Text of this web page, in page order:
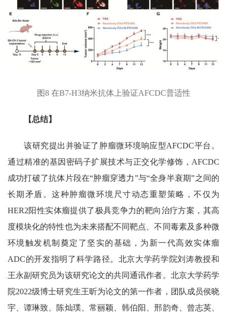
图 8 在B7-H3纳米抗体上验证AFCDC普适性
【总结】
该研究提出并验证了肿瘤微环境响应型AFCDC平台。
通过精准的基因密码子扩展技术与正交化学修饰， AFCDC
成功打破了抗体片段在“肿瘤穿透力”与“全身半衰期”之间的
长期矛盾。这种肿瘤微环境尺寸动态重塑策略，不仅为
HER2阳性实体瘤提供了极具竞争力的靶向治疗方案，其高
度模块化的特性也为未来搭配不同靶点、不同毒素及多种微
环境触发机制奠定了坚实的基础，为新一代高效实体瘤
ADC的开发指明了科学路径。北京大学药学院刘涛教授和
王永副研究员为该研究论文的共同通讯作者。北京大学药学
院2022级博士研究生王昕为论文的第一作者，团队成员侯晓
宇、谭琳致、陈灿璞、常丽颖、韩伯阳、邢韵奇、曾志英、